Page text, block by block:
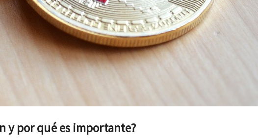
y por qué es importante?